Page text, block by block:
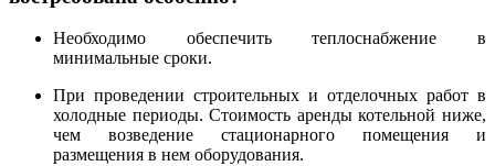
Необходимо обеспечить теплоснабжение в
минимальные сроки.
При проведении строительных и отделочных работ в
холодные периоды. Стоимость аренды котельной ниже,
чем возведение стационарного помещения и
размещения в нем оборудования.